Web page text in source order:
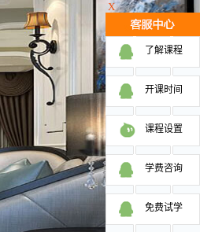
X
了解课程
开课时间
课程设置
学费咨询
免费试学